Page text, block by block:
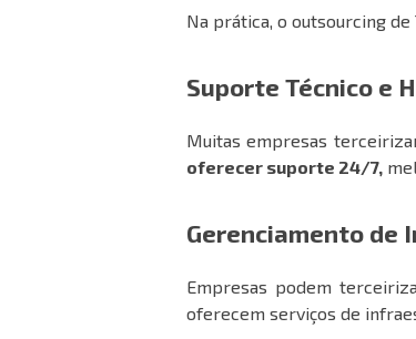
Na prática, o outsourcing
Suporte Técnico e
Muitas empresas
oferecer suporte 24/7,
Gerenciamento
Empresas podem
oferecem serviços de